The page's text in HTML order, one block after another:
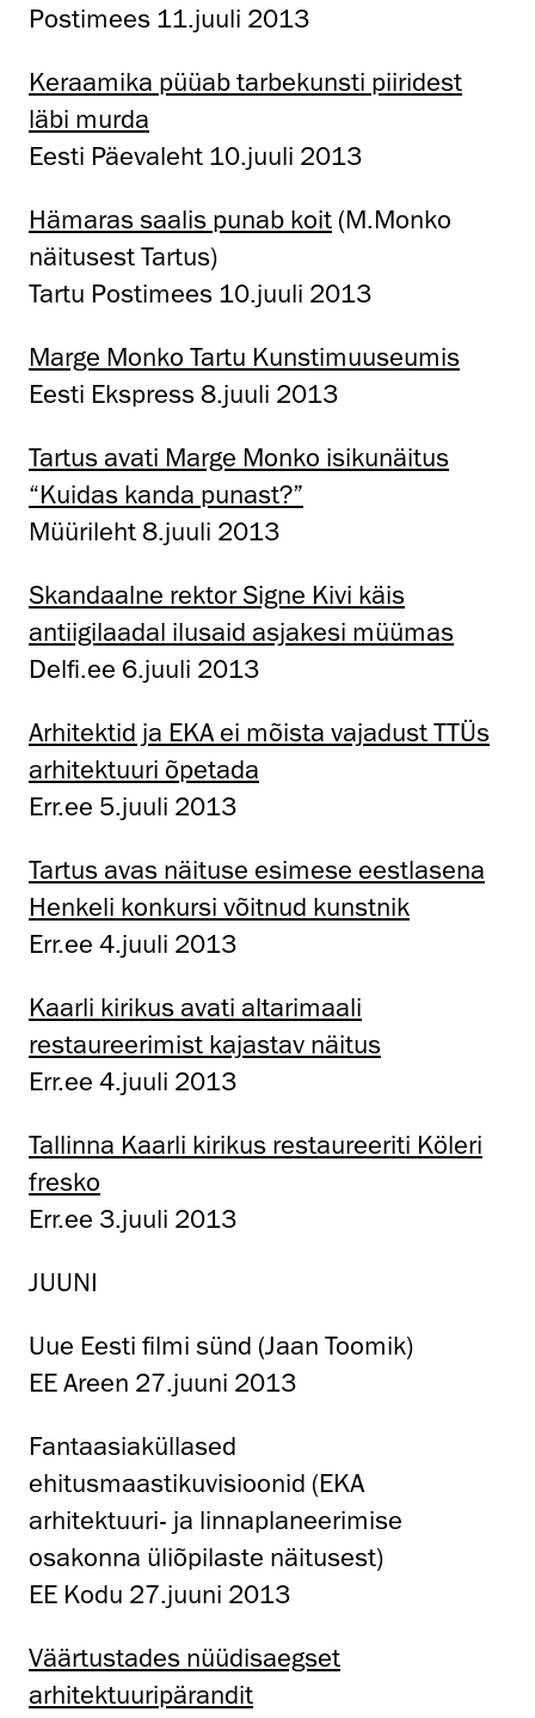
Postimees 11.juuli 2013
Keraamika püüab tarbekunsti piiridest
läbi murda
Eesti Päevaleht 10.juuli 2013
Hämaras saalis punab koit (M.Monko
näitusest Tartus)
Tartu Postimees 10.juuli 2013
Marge Monko Tartu Kunstimuuseumis
Eesti Ekspress 8.juuli 2013
Tartus avati Marge Monko isikunäitus
“Kuidas kanda punast?”
Müürileht 8.juuli 2013
Skandaalne rektor Signe Kivi käis
antiigilaadal ilusaid asjakesi müümas
Delfi.ee 6.juuli 2013
Arhitektid ja EKA ei mõista vajadust TTÜs
arhitektuuri õpetada
Err.ee 5.juuli 2013
Tartus avas näituse esimese eestlasena
Henkeli konkursi võitnud kunstnik
Err.ee 4.juuli 2013
Kaarli kirikus avati altarimaali
restaureerimist kajastav näitus
Err.ee 4.juuli 2013
Tallinna Kaarli kirikus restaureeriti Köleri
fresko
Err.ee 3.juuli 2013
JUUNI
Uue Eesti filmi sünd (Jaan Toomik)
EE Areen 27.juuni 2013
Fantaasiaküllased
ehitusmaastikuvisioonid (EKA
arhitektuuri- ja linnaplaneerimise
osakonna üliõpilaste näitusest)
EE Kodu 27.juuni 2013
Väärtustades nüüdisaegset
arhitektuuripärandit